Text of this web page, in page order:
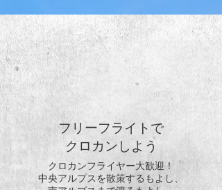
フリーフライトで
クロカンしよう
クロカンフライヤー大歓迎！
中央アルプスを散策するもよし、